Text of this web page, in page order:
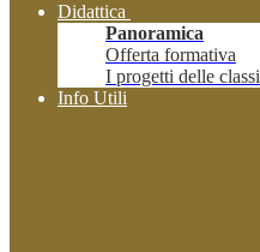
Didattica
Panoramica
Offerta formativa
I progetti delle classi
Info Utili